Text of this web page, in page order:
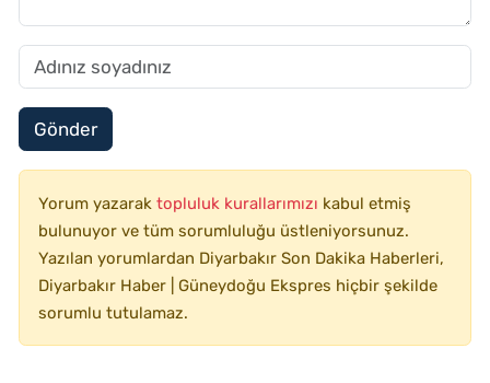
Gönder
Yorum yazarak topluluk kurallarımızı kabul etmiş
bulunuyor ve tüm sorumluluğu üstleniyorsunuz.
Yazılan yorumlardan Diyarbakır Son Dakika Haberleri,
Diyarbakır Haber | Güneydoğu Ekspres hiçbir şekilde
sorumlu tutulamaz.